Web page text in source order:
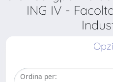
ING IV -
Ordina per: